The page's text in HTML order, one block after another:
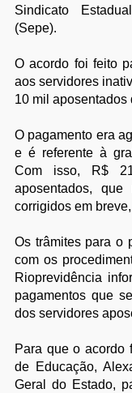
Sindicato
(Sepe).
O acordo foi feito
aos servidores
10 mil aposentados
O pagamento era
e é referente à
Com isso, R$
aposentados, que
corrigidos em
Os trâmites para o
com os
Rioprevidência
pagamentos que
dos servidores
Para que o acordo
de Educação,
Geral do Estado,